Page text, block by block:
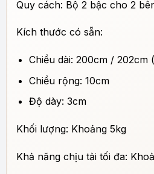
Quy cách: Bộ 2 bậc cho 2
Kích thước có sẵn:
Chiều dài: 200cm /
Chiều rộng: 10cm
Độ dày: 3cm
Khối lượng: Khoảng 5kg
Khả năng chịu tải tối đa: